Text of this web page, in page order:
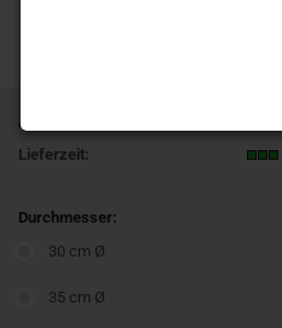
Art.Nr.:
Lieferzeit:
Durchmesser:
30 cm Ø
35 cm Ø